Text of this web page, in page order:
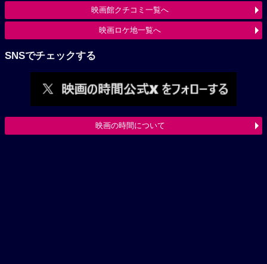
映画館クチコミ一覧へ
映画ロケ地一覧へ
SNSでチェックする
映画の時間について